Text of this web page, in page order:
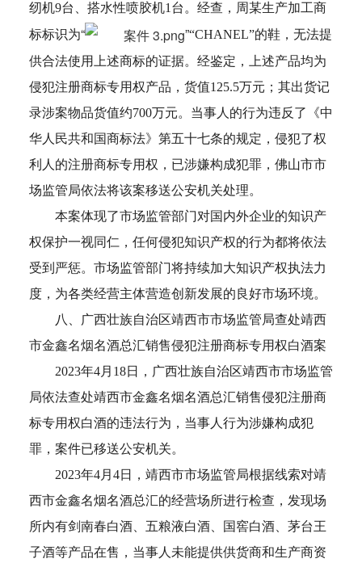
纫机9台、搭水性喷胶机1台。经查，周某生产加工商
标标识为“ ”“CHANEL”的鞋，无法提
供合法使用上述商标的证据。经鉴定，上述产品均为
侵犯注册商标专用权产品，货值125.5万元；其出货记
录涉案物品货值约700万元。当事人的行为违反了《中
华人民共和国商标法》第五十七条的规定，侵犯了权
利人的注册商标专用权，已涉嫌构成犯罪，佛山市市
场监管局依法将该案移送公安机关处理。
本案体现了市场监管部门对国内外企业的知识产
权保护一视同仁，任何侵犯知识产权的行为都将依法
受到严惩。市场监管部门将持续加大知识产权执法力
度，为各类经营主体营造创新发展的良好市场环境。
八、广西壮族自治区靖西市市场监管局查处靖西
市金鑫名烟名酒总汇销售侵犯注册商标专用权白酒案
2023年4月18日，广西壮族自治区靖西市市场监管
局依法查处靖西市金鑫名烟名酒总汇销售侵犯注册商
标专用权白酒的违法行为，当事人行为涉嫌构成犯
罪，案件已移送公安机关。
2023年4月4日，靖西市市场监管局根据线索对靖
西市金鑫名烟名酒总汇的经营场所进行检查，发现场
所内有剑南春白酒、五粮液白酒、国窖白酒、茅台王
子酒等产品在售，当事人未能提供供货商和生产商资